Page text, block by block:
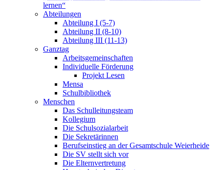
lernen“
Abteilungen
Abteilung I (5-7)
Abteilung II (8-10)
Abteilung III (11-13)
Ganztag
Arbeitsgemeinschaften
Individuelle Förderung
Projekt Lesen
Mensa
Schulbibliothek
Menschen
Das Schulleitungsteam
Kollegium
Die Schulsozialarbeit
Die Sekretärinnen
Berufseinstieg an der Gesamtschule Weierheide
Die SV stellt sich vor
Die Elternvertretung